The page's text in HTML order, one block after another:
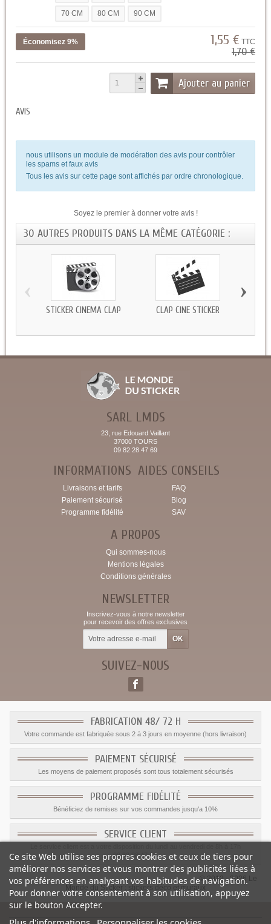
70 CM 80 CM 90 CM
Économisez 9% 1,55 € TTC
1,70 €
Ajouter au panier
AVIS
nous utilisons un module de modération des avis pour contrôler
les spams et faux avis
Tous les avis sur cette page sont affichés par ordre chronologique.
Soyez le premier à donner votre avis !
30 AUTRES PRODUITS DANS LA MÊME CATÉGORIE :
STICKER CINÉMA CLAP CLAP CINÉ STICKER
‹ ›
SARL LMDS
23, rue Edouard Vaillant
37000 TOURS
09 82 28 47 69
INFORMATIONS
Livraisons et tarifs
Paiement sécurisé
Programme fidélité
AIDES CONSEILS
FAQ
Blog
SAV
A PROPOS
Qui sommes-nous
Mentions légales
Conditions générales
NEWSLETTER
Inscrivez-vous à notre newsletter
pour recevoir des offres exclusives
SUIVEZ-NOUS
FABRICATION 48/ 72 H
Votre commande est fabriquée sous 2 à 3 jours en moyenne (hors livraison)
PAIEMENT SÉCURISÉ
Les moyens de paiement proposés sont tous totalement sécurisés
PROGRAMME FIDÉLITÉ
Bénéficiez de remises sur vos commandes jusqu'a 10%
SERVICE CLIENT
09.82.28.47.69.
© 2012 - 2026 Le
Monde du Sticker :
stickers déco et muraux
Ce site Web utilise ses propres cookies et ceux de tiers pour
améliorer nos services et vous montrer des publicités liées à
vos préférences en analysant vos habitudes de navigation.
Pour donner votre consentement à son utilisation, appuyez
sur le bouton Accepter.